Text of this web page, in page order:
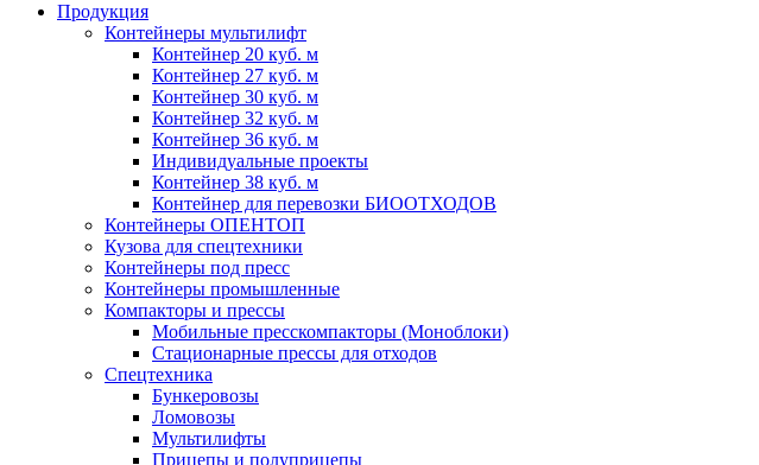
Продукция
Контейнеры мультилифт
Контейнер 20 куб. м
Контейнер 27 куб. м
Контейнер 30 куб. м
Контейнер 32 куб. м
Контейнер 36 куб. м
Индивидуальные проекты
Контейнер 38 куб. м
Контейнер для перевозки БИООТХОДОВ
Контейнеры ОПЕНТОП
Кузова для спецтехники
Контейнеры под пресс
Контейнеры промышленные
Компакторы и прессы
Мобильные пресскомпакторы (Моноблоки)
Стационарные прессы для отходов
Спецтехника
Бункеровозы
Ломовозы
Мультилифты
Прицепы и полуприцепы